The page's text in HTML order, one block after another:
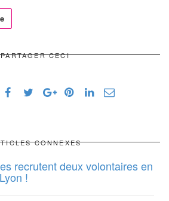
PARTAGER CECI
CONNEXES
recrutent deux volontaires en
!